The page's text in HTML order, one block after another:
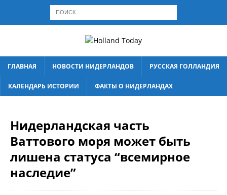
ГЛАВНАЯ НОВОСТИ НИДЕРЛАНДОВ РУССКАЯ ГОЛЛАНДИЯ
КАЛЕНДАРЬ ИСТОРИИ ФАКТЫ О НИДЕРЛАНДАХ
Нидерландская часть
Ваттового моря может быть
лишена статуса “всемирное
наследие”